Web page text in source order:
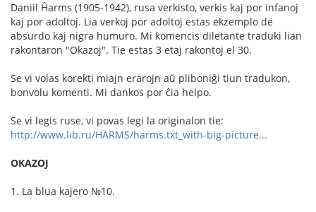
Daniil Ĥarms (1905-1942), rusa verkisto, verkis kaj por infanoj
kaj por adoltoj. Lia verkoj por adoltoj estas ekzemplo de
absurdo kaj nigra humuro. Mi komencis diletante traduki lian
rakontaron "Okazoj". Tie estas 3 etaj rakontoj el 30.
Se vi volas korekti miajn erarojn aŭ pliboniĝi tiun tradukon,
bonvolu komenti. Mi dankos por ĉia helpo.
Se vi legis ruse, vi povas legi la originalon tie:
http://www.lib.ru/HARMS/harms.txt_with-big-picture...
OKAZOJ
1. La blua kajero №10.